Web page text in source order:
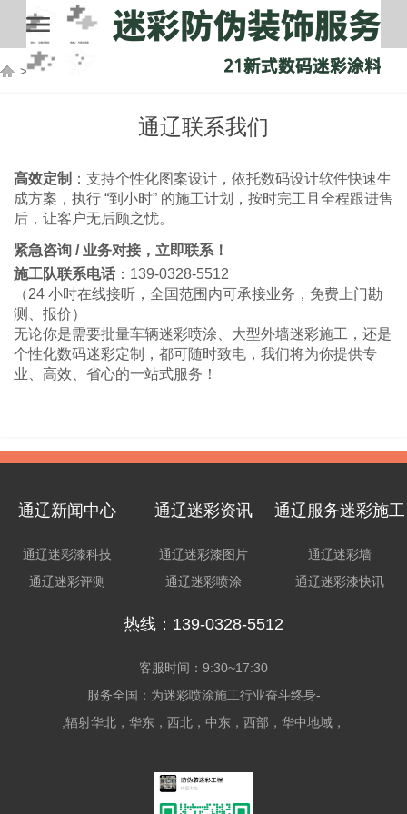
>通辽联系我们
通辽联系我们
高效定制 ：支持个性化图案设计，依托数码设计软件快速生
成方案，执行 “到小时” 的施工计划，按时完工且全程跟进售
后，让客户无后顾之忧。
紧急咨询 / 业务对接，立即联系！
施工队联系电话 ：139-0328-5512
（24 小时在线接听，全国范围内可承接业务，免费上门勘
测、报价）
无论你是需要批量车辆迷彩喷涂、大型外墙迷彩施工，还是
个性化数码迷彩定制，都可随时致电，我们将为你提供专
业、高效、省心的一站式服务！
通辽新闻中心
通辽迷彩漆科技
通辽迷彩评测
通辽迷彩资讯
通辽迷彩漆图片
通辽迷彩喷涂
通辽服务迷彩施工
通辽迷彩墙
通辽迷彩漆快讯
热线：139-0328-5512
客服时间：9:30~17:30
服务全国：为迷彩喷涂施工行业奋斗终身-
,辐射华北，华东，西北，中东，西部，华中地域，